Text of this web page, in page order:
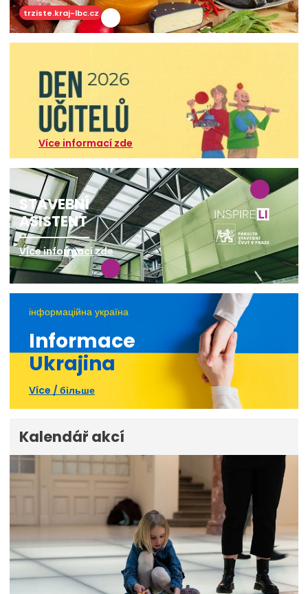
trziste.kraj-lbc.cz
Více informací zde
STAVEBNÍ
ASISTENT
Více informací zde
інформаційна україна
Informace
Ukrajina
Více / більше
Kalendář akcí